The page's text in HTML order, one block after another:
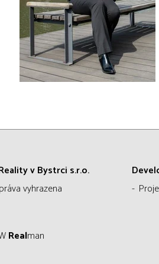
v Bystrci s.r.o.
vyhrazena
Realman